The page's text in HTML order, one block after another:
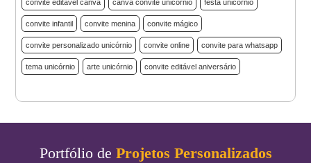
convite editável canva canva convite unicórnio festa unicórnio
convite infantil convite menina convite mágico
convite personalizado unicórnio convite online convite para whatsapp
tema unicórnio arte unicórnio convite editável aniversário
Portfólio de Projetos Personalizados